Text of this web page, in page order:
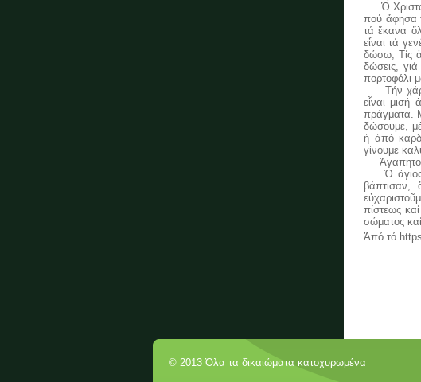
Ὁ
πού ἄφησα
τά ἔκανα
εἶναι τά
δώσω; Τίς
δώσεις,
πορτοφόλι
Τήν χάρη
εἶναι
πράγματα.
δώσουμε,
ἡ ἀπό
γίνουμε
Ὁ ἅγιος
βάπτισαν,
πίστεως
σώματος
Ἀπό τό
© 2013 Όλα τα δικαιώματα κατοχυρωμένα